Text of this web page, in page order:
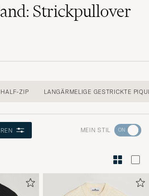
Strickpullover
HALF-ZIP LANGÄRMELIGE GESTRICKTE
MEIN STIL Wechseln
zur